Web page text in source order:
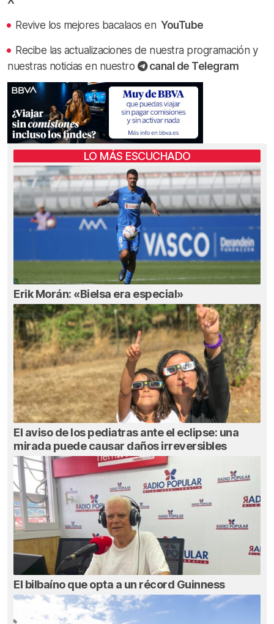
Revive los mejores bacalaos en YouTube
Recibe las actualizaciones de nuestra programación y
nuestras noticias en nuestro
canal de Telegram
LO MÁS ESCUCHADO
Erik Morán: «Bielsa era especial»
El aviso de los pediatras ante el eclipse: una
mirada puede causar daños irreversibles
El bilbaíno que opta a un récord Guinness